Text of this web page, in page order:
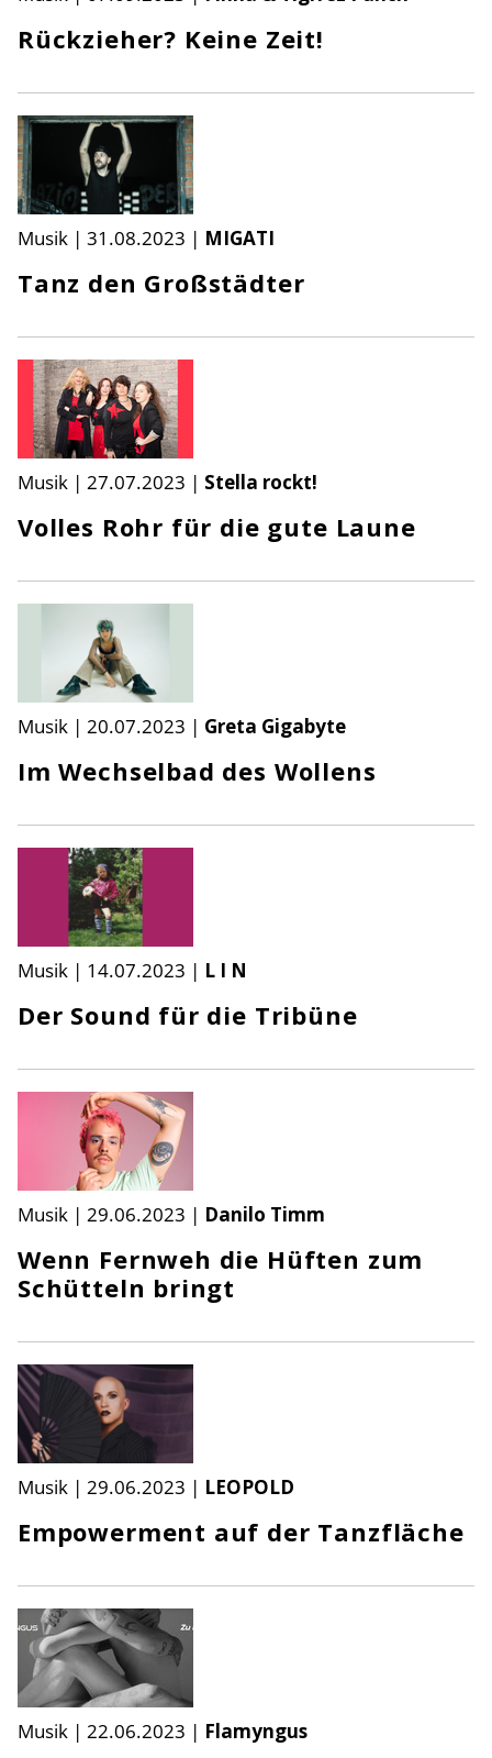
Rückzieher? Keine Zeit!
Musik | 31.08.2023 | MIGATI
Tanz den Großstädter
Musik | 27.07.2023 | Stella rockt!
Volles Rohr für die gute Laune
Musik | 20.07.2023 | Greta Gigabyte
Im Wechselbad des Wollens
Musik | 14.07.2023 | L I N
Der Sound für die Tribüne
Musik | 29.06.2023 | Danilo Timm
Wenn Fernweh die Hüften zum
Schütteln bringt
Musik | 29.06.2023 | LEOPOLD
Empowerment auf der Tanzfläche
Musik | 22.06.2023 | Flamyngus